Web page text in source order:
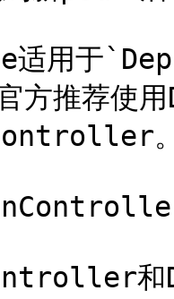
用于
推荐使用
和